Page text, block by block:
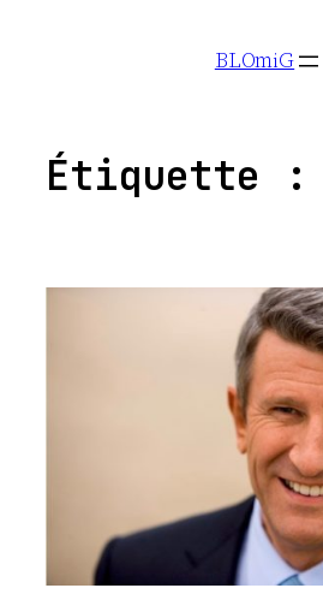
BLOmiG
Étiquette :